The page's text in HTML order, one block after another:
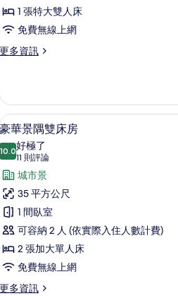
-
King
的
相
片
1 張特大雙人床
免費無線上網
更多資訊
更
大
床
房
King
詳
情
電工作空間
顯
示
豪
華
景
隅
雙
床
房
的
8
豪華景隅雙床房
10.010.0 分，滿分 10 分
好極了
11 則評論
(11
則
評
論)
城市景
35 平方公尺
1 間臥室
可容納 2 人 (依實際入住人數計費)
2 張加大單人床
免費無線上網
更多資訊
更